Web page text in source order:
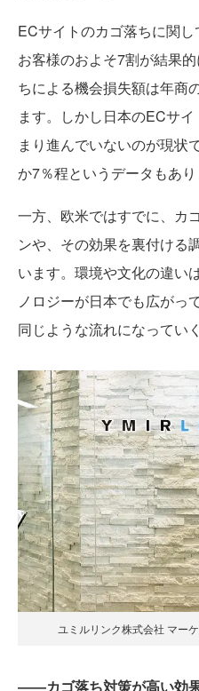
ECサイトのカゴ落ちに関
お客様のおよそ7割が結果
ちによる機会損失額は年商
ます。しかし日本のECサ
まり進んでいないのが現状
か7％程というデータもあり
一方、欧米ではすでに、カ
ンや、その効果を裏付ける
います。環境や文化の違い
ノロジーが日本でも広がっ
同じような流れになってい
ユミルリンク株式会社 マー
――カゴ落ち対策が高い効